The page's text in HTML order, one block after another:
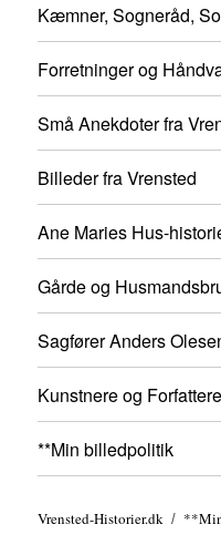
Kæmner, Sogneråd,
Forretninger og
Små Anekdoter fra
Billeder fra Vrensted
Ane Maries Hus-
Gårde og
Sagfører Anders
Kunstnere og Forfattere
**Min billedpolitik
Vrensted-Historier.dk